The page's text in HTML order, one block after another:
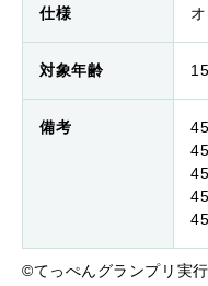
仕様
対象年齢
備考
©てっぺんグランプリ実